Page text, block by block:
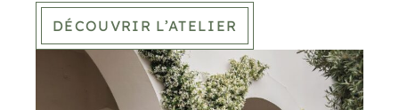
DÉCOUVRIR L’ATELIER